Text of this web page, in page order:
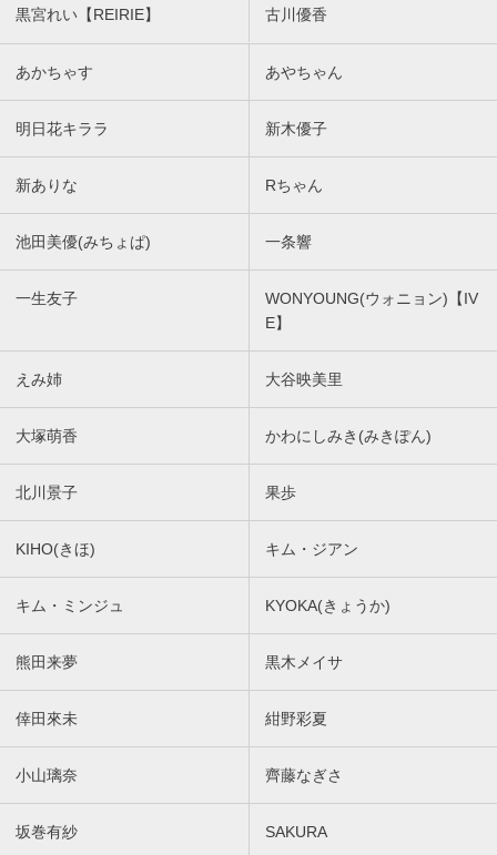
黒宮れい【REIRIE】 古川優香
あかちゃす あやちゃん
明日花キララ 新木優子
新ありな Rちゃん
池田美優(みちょぱ) 一条響
一生友子
WONYOUNG(ウォニョン)【IV
E】
えみ姉 大谷映美里
大塚萌香 かわにしみき(みきぽん)
北川景子 果歩
KIHO(きほ) キム・ジアン
キム・ミンジュ KYOKA(きょうか)
熊田来夢 黒木メイサ
倖田來未 紺野彩夏
小山璃奈 齊藤なぎさ
坂巻有紗 SAKURA